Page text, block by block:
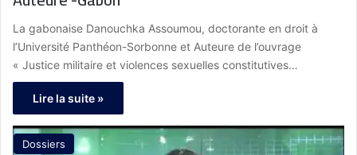
La gabonaise Danouchka Assoumou, doctorante en droit à
l’Université Panthéon-Sorbonne et Auteure de l’ouvrage
« Justice militaire et violences sexuelles constitutives…
Lire la suite »
Dossiers